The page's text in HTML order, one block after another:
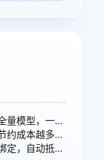
可抵扣由阿里云百炼提供的全量模型，一次购买即可跨模型通享。
承诺消费越高、周期越长，节约成本越多，直省50元。
随时生效，无需手动激活或绑定，自动抵扣。